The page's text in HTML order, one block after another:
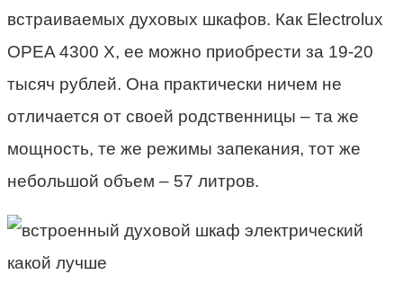
встраиваемых духовых шкафов. Как Electrolux
OPEA 4300 X, ее можно приобрести за 19-20
тысяч рублей. Она практически ничем не
отличается от своей родственницы – та же
мощность, те же режимы запекания, тот же
небольшой объем – 57 литров.